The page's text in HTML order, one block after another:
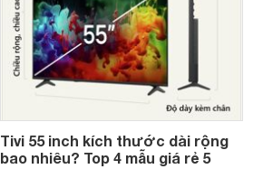
Tivi 55 inch kích thước dài rộng
bao nhiêu? Top 4 mẫu giá rẻ 5